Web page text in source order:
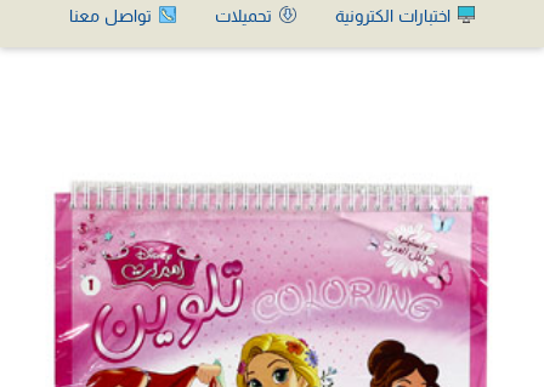
اختبارات الكترونية
تحميلات تواصل معنا